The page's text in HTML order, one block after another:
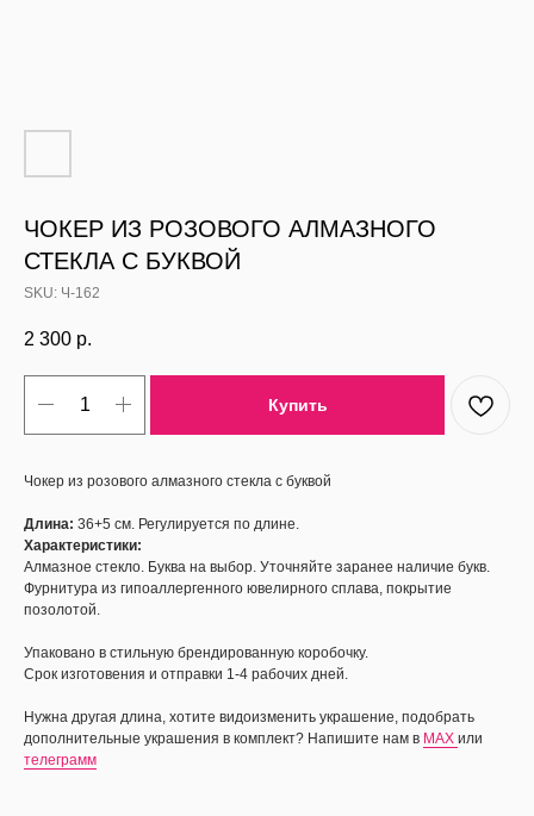
ЧОКЕР ИЗ РОЗОВОГО АЛМАЗНОГО
СТЕКЛА С БУКВОЙ
SKU: Ч-162
2 300 р.
Купить
Чокер из розового алмазного стекла с буквой
Длина: 36+5 см. Регулируется по длине.
Характеристики:
Алмазное стекло. Буква на выбор. Уточняйте заранее наличие букв.
Фурнитура из гипоаллергенного ювелирного сплава, покрытие
позолотой.
Упаковано в стильную брендированную коробочку.
Срок изготовения и отправки 1-4 рабочих дней.
Нужна другая длина, хотите видоизменить украшение, подобрать
дополнительные украшения в комплект? Напишите нам в MAX или
телеграмм